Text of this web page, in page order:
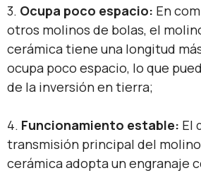
3. Ocupa poco espacio: En
otros molinos de bolas, el
cerámica tiene una longitud
ocupa poco espacio, lo que
de la inversión en tierra;
4. Funcionamiento estable: El
transmisión principal del
cerámica adopta un engranaje